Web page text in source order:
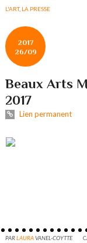
L'ART, LA PRESSE
2017
26/09
Beaux Arts
2017
Lien permanent
PARLAURAVANEL-COYTTE